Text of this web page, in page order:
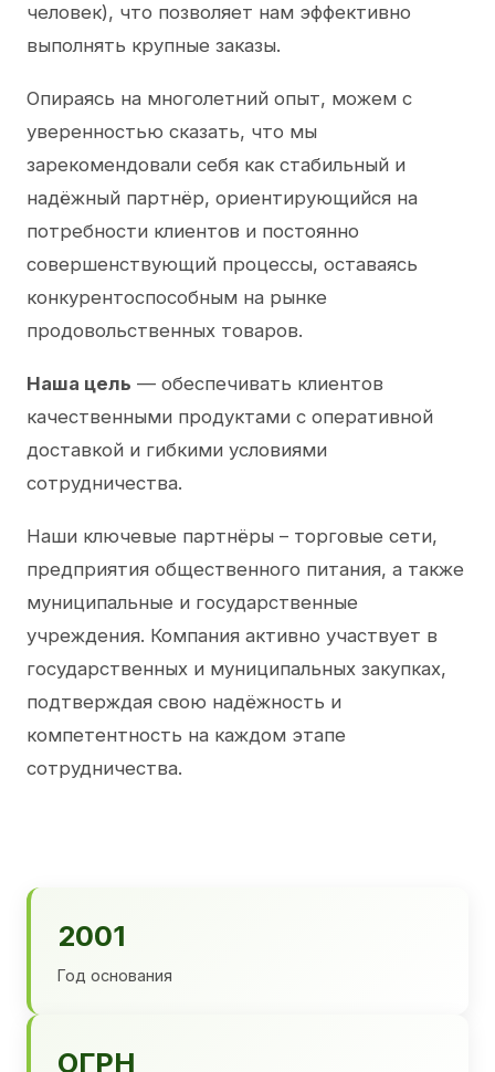
человек), что позволяет нам эффективно
выполнять крупные заказы.
Опираясь на многолетний опыт, можем с
уверенностью сказать, что мы
зарекомендовали себя как стабильный и
надёжный партнёр, ориентирующийся на
потребности клиентов и постоянно
совершенствующий процессы, оставаясь
конкурентоспособным на рынке
продовольственных товаров.
Наша цель — обеспечивать клиентов
качественными продуктами с оперативной
доставкой и гибкими условиями
сотрудничества.
Наши ключевые партнёры – торговые сети,
предприятия общественного питания, а также
муниципальные и государственные
учреждения. Компания активно участвует в
государственных и муниципальных закупках,
подтверждая свою надёжность и
компетентность на каждом этапе
сотрудничества.
2001
Год основания
ОГРН